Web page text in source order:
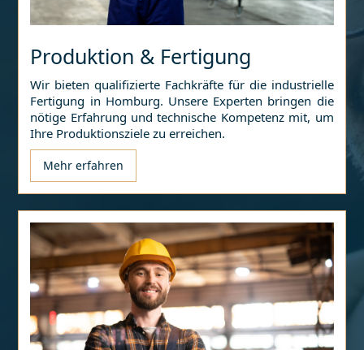
Produktion & Fertigung
Wir bieten qualifizierte Fachkräfte für die industrielle
Fertigung in Homburg. Unsere Experten bringen die
nötige Erfahrung und technische Kompetenz mit, um
Ihre Produktionsziele zu erreichen.
Mehr erfahren